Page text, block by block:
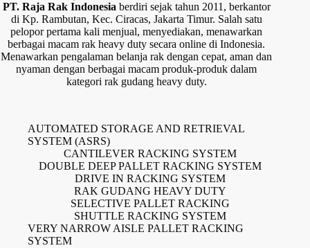
PT. Raja Rak Indonesiaberdiri sejak tahun 2011, berkantor
di Kp. Rambutan, Kec. Ciracas, Jakarta Timur. Salah satu
pelopor pertama kali menjual, menyediakan, menawarkan
berbagai macam rak heavy duty secara online di Indonesia.
Menawarkan pengalaman belanja rak dengan cepat, aman dan
nyaman dengan berbagai macam produk-produk dalam
kategori rak gudang heavy duty.
AUTOMATED STORAGE AND RETRIEVAL
SYSTEM (ASRS)
CANTILEVER RACKING SYSTEM
DOUBLE DEEP PALLET RACKING SYSTEM
DRIVE IN RACKING SYSTEM
RAK GUDANG HEAVY DUTY
SELECTIVE PALLET RACKING
SHUTTLE RACKING SYSTEM
VERY NARROW AISLE PALLET RACKING
SYSTEM